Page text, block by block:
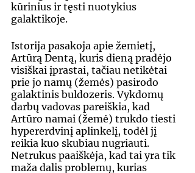
kūrinius ir tęsti nuotykius
galaktikoje.
Istorija pasakoja apie žemietį,
Artūrą Dentą, kuris dieną pradėjo
visiškai įprastai, tačiau netikėtai
prie jo namų (žemės) pasirodo
galaktinis buldozeris. Vykdomų
darbų vadovas pareiškia, kad
Artūro namai (žemė) trukdo tiesti
hypererdvinį aplinkelį, todėl jį
reikia kuo skubiau nugriauti.
Netrukus paaiškėja, kad tai yra tik
maža dalis problemų, kurias